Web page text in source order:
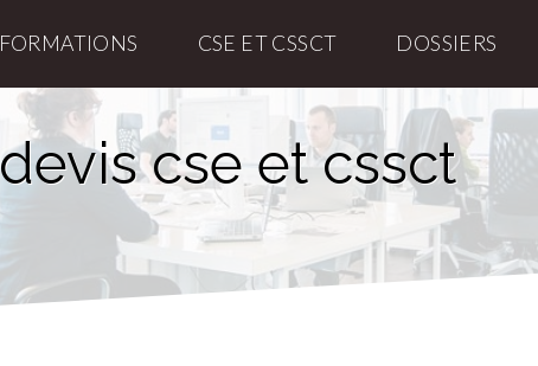
CSE ET CSSCT DOSSIERS
devis cse et cssct